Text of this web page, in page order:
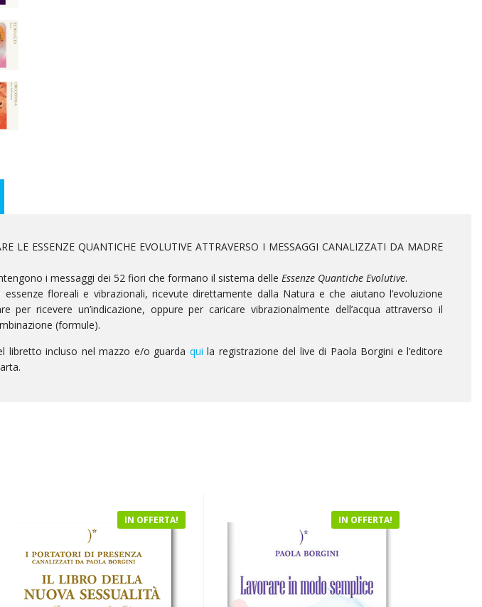
LE ESSENZE QUANTICHE EVOLUTIVE ATTRAVERSO I MESSAGGI CANALIZZATI DA MADRE
i messaggi dei 52 fiori che formano il sistema delle Essenze Quantiche Evolutive.
floreali e vibrazionali, ricevute direttamente dalla Natura e che aiutano l’evoluzione
per ricevere un’indicazione, oppure per caricare vibrazionalmente dell’acqua attraverso il
(formule).
libretto incluso nel mazzo e/o guarda qui la registrazione del live di Paola Borgini e l’editore
IN OFFERTA! IN OFFERTA!